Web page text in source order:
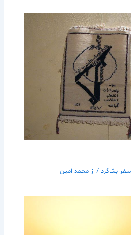
سفر بشاگرد/ از محمد امین